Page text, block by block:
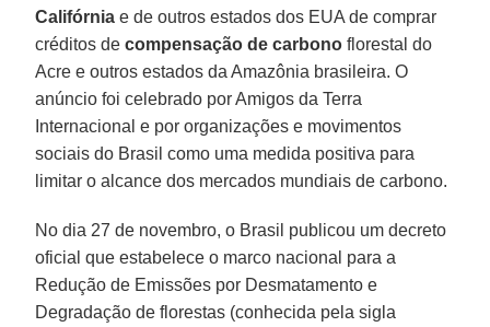
Califórnia e de outros estados dos EUA de comprar
créditos decompensação de carbono florestal do
Acre e outros estados da Amazônia brasileira. O
anúncio foi celebrado por Amigos da Terra
Internacional e por organizações e movimentos
sociais do Brasil como uma medida positiva para
limitar o alcance dos mercados mundiais de carbono.
No dia 27 de novembro, o Brasil publicou um decreto
oficial que estabelece o marco nacional para a
Redução de Emissões por Desmatamento e
Degradação de florestas (conhecida pela sigla